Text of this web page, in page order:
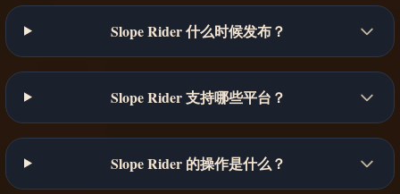
Slope Rider 什么时候发布？
Slope Rider 支持哪些平台？
Slope Rider 的操作是什么？